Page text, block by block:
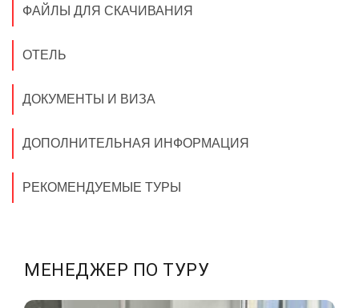
ФАЙЛЫ ДЛЯ СКАЧИВАНИЯ
ОТЕЛЬ
ДОКУМЕНТЫ И ВИЗА
ДОПОЛНИТЕЛЬНАЯ ИНФОРМАЦИЯ
РЕКОМЕНДУЕМЫЕ ТУРЫ
МЕНЕДЖЕР ПО ТУРУ